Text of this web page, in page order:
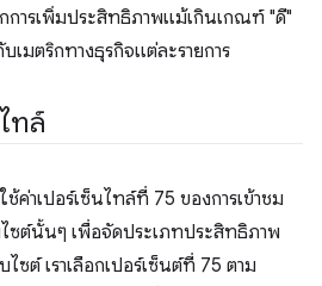
การเพิ่มประสิทธิภาพแม้เกินเกณฑ์ "ดี"
เมตริกทางธุรกิจแต่ละรายการ
ทล์
ค่าเปอร์เซ็นไทล์ที่ 75 ของการเข้าชม
ซต์นั้นๆ เพื่อจัดประเภทประสิทธิภาพ
ไซต์ เราเลือกเปอร์เซ็นต์ที่ 75 ตาม